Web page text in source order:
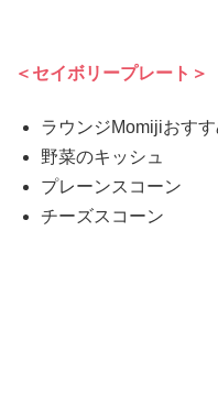
＜セイボリープレート＞
ラウンジMomijiおす
野菜のキッシュ
プレーンスコーン
チーズスコーン